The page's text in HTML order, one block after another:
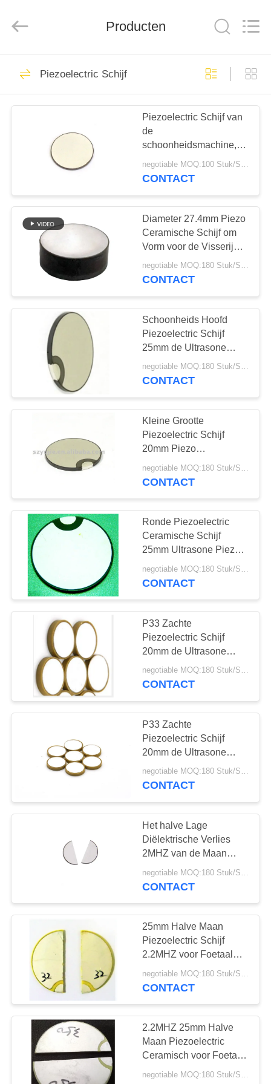
HUIS
PRODUCTEN
ONGEVEER
FABRIEKSREIS
KWALITEITSCONTROLE
CONTACTEER
ONS
VERZOEK
OM EEN
CITAAT
SITEMAP
PRIVACY
POLICY
Technology
De Ultrasone
Omvormer van PZT
Medische Ultrasone
Omvormer
41
ultrasone
schoonmakende
omvormer
Ultrasone
Niveausensor
PZT-Poeder
Piezo Ring
27
Piezoelectric Schijf
Piezoelectric Buis
23
Producten
Piezoelectric Schijf
Piezoelectric Schijf van
de
schoonheidsmachine,
16mm 2Mhz Piezo Schijf
Hoge Duurzaamheid
negotiable MOQ:100 Stuk/Stukken
CONTACT
Diameter 27.4mm Piezo
Ceramische Schijf om
Vorm voor de Visserij
van Vinderomvormer
negotiable MOQ:180 Stuk/Stukken
CONTACT
Schoonheids Hoofd
Piezoelectric Schijf
25mm de Ultrasone
Piezo Schijf van 1.5Mhz
met Omslagelektrode
negotiable MOQ:180 Stuk/Stukken
CONTACT
Kleine Grootte
Piezoelectric Schijf
20mm Piezo
Ceramische Schijf van
3Mhz voor
CONTACT
Ronde Piezoelectric
Ceramische Schijf
25mm Ultrasone Piezo
de Schijf Kleine Grootte
van 1Mhz
negotiable MOQ:180 Stuk/Stukken
CONTACT
P33 Zachte
Piezoelectric Schijf
20mm de Ultrasone
Piezo Schijf van
100KHz voor Hydrofoon
negotiable MOQ:180 Stuk/Stukken
CONTACT
P33 Zachte
Piezoelectric Schijf
20mm de Ultrasone
Piezo Schijf van
100KHz voor
negotiable MOQ:180 Stuk/Stukken
CONTACT
Het halve Lage
Diëlektrische Verlies
2MHZ van de Maan
Piezoelectric
Ceramische Plaat voor
CONTACT
25mm Halve Maan
Piezoelectric Schijf
2.2MHZ voor Foetaal
Doppler
negotiable MOQ:180 Stuk/Stukken
CONTACT
2.2MHZ 25mm Halve
Maan Piezoelectric
Ceramisch voor Foetaal
Doppler
negotiable MOQ:180 Stuk/Stukken